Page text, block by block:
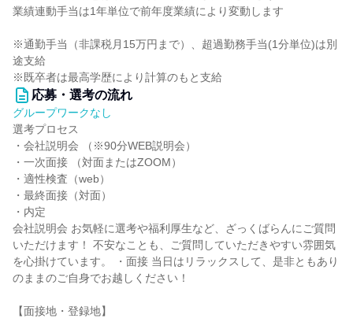
業績連動手当は1年単位で前年度業績により変動します
※通勤手当（非課税月15万円まで）、超過勤務手当(1分単位)は別
途支給
※既卒者は最高学歴により計算のもと支給
応募・選考の流れ
グループワークなし
選考プロセス
・会社説明会 （※90分WEB説明会）
・一次面接 （対面またはZOOM）
・適性検査（web）
・最終面接（対面）
・内定
会社説明会 お気軽に選考や福利厚生など、ざっくばらんにご質問
いただけます！ 不安なことも、ご質問していただきやすい雰囲気
を心掛けています。 ・面接 当日はリラックスして、是非ともあり
のままのご自身でお越しください！
【面接地・登録地】